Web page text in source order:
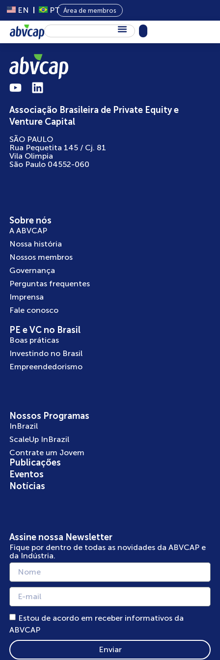
EN PT Área de membros
Sobre Nós
Capital Privado
Programas
Conteúdo
Eventos
Notícias
Associação Brasileira de Private Equity e
Venture Capital
SÃO PAULO
Rua Pequetita 145 / Cj. 81
Vila Olimpia
São Paulo 04552-060
Sobre nós
A ABVCAP
Nossa história
Nossos membros
Governança
Perguntas frequentes
Imprensa
Fale conosco
PE e VC no Brasil
Boas práticas
Investindo no Brasil
Empreendedorismo
Nossos Programas
InBrazil
ScaleUp InBrazil
Contrate um Jovem
Publicações
Eventos
Notícias
Assine nossa Newsletter
Fique por dentro de todas as novidades da ABVCAP e
da Indústria.
Estou de acordo em receber informativos da
ABVCAP
Enviar